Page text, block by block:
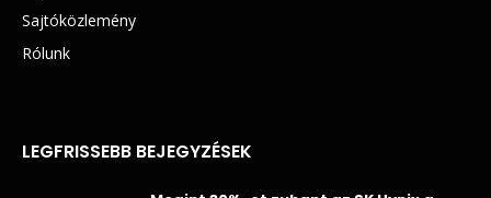
Sajtóközlemény
Rólunk
LEGFRISSEBB BEJEGYZÉSEK